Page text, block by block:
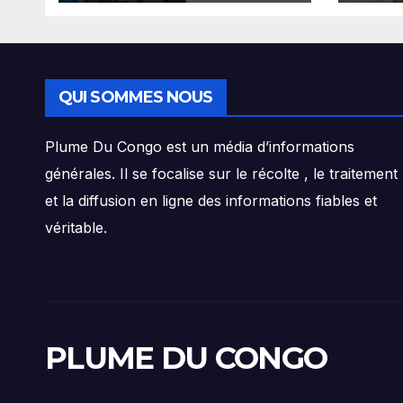
l’auditorat militaire
QUI SOMMES NOUS
Plume Du Congo est un média d’informations
générales. Il se focalise sur le récolte , le traitement
et la diffusion en ligne des informations fiables et
véritable.
PLUME DU CONGO